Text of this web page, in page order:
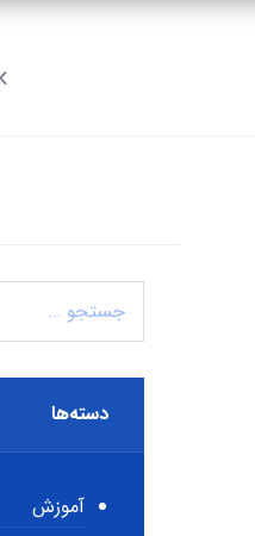
دسته‌ها
آموزش